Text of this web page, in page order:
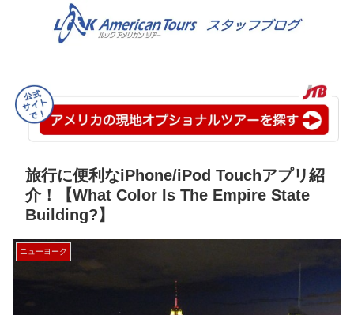
旅行に便利なiPhone/iPod Touchアプリ紹
介！【What Color Is The Empire State
Building?】
ニューヨーク